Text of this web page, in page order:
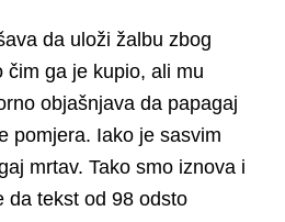
da uloži žalbu zbog
čim ga je kupio, ali mu
objašnjava da papagaj
pomjera. Iako je sasvim
mrtav. Tako smo iznova i
da tekst od 98 odsto